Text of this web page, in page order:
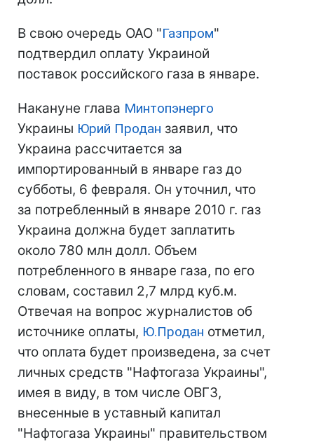
В свою очередь ОАО "Газпром"
подтвердил оплату Украиной
поставок российского газа в январе.
Накануне глава Минтопэнерго
Украины Юрий Продан заявил, что
Украина рассчитается за
импортированный в январе газ до
субботы, 6 февраля. Он уточнил, что
за потребленный в январе 2010 г. газ
Украина должна будет заплатить
около 780 млн долл. Объем
потребленного в январе газа, по его
словам, составил 2,7 млрд куб.м.
Отвечая на вопрос журналистов об
источнике оплаты, Ю.Продан отметил,
что оплата будет произведена, за счет
личных средств "Нафтогаза Украины",
имея в виду, в том числе ОВГЗ,
внесенные в уставный капитал
"Нафтогаза Украины" правительством